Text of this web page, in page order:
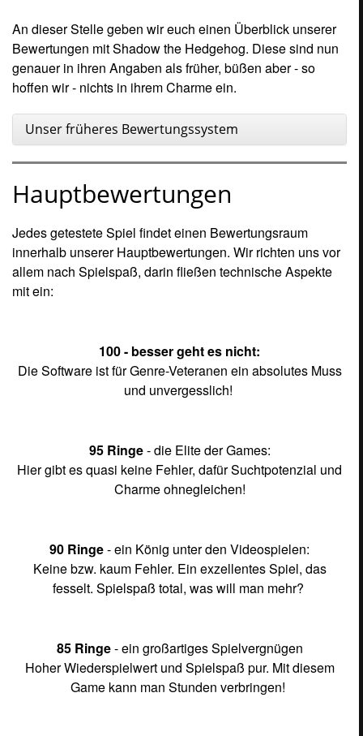
An dieser Stelle geben wir euch einen Überblick unserer
Bewertungen mit Shadow the Hedgehog. Diese sind nun
genauer in ihren Angaben als früher, büßen aber - so
hoffen wir - nichts in ihrem Charme ein.
Unser früheres Bewertungssystem
Hauptbewertungen
Jedes getestete Spiel findet einen Bewertungsraum
innerhalb unserer Hauptbewertungen. Wir richten uns vor
allem nach Spielspaß, darin fließen technische Aspekte
mit ein:
100 - besser geht es nicht:
Die Software ist für Genre-Veteranen ein absolutes Muss
und unvergesslich!
95 Ringe- die Elite der Games:
Hier gibt es quasi keine Fehler, dafür Suchtpotenzial und
Charme ohnegleichen!
90 Ringe- ein König unter den Videospielen:
Keine bzw. kaum Fehler. Ein exzellentes Spiel, das
fesselt. Spielspaß total, was will man mehr?
85 Ringe- ein großartiges Spielvergnügen
Hoher Wiederspielwert und Spielspaß pur. Mit diesem
Game kann man Stunden verbringen!